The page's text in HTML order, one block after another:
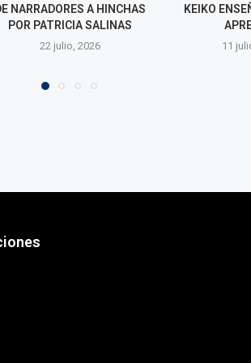
KEIKO ENSEÑÓ, SÁNCHEZ
APRENDIÓ
11 julio, 2026
MUNDIAL
9